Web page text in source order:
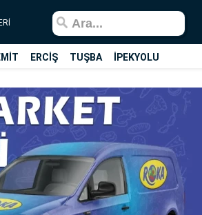
ERCİŞ TUŞBA İPEKYOLU